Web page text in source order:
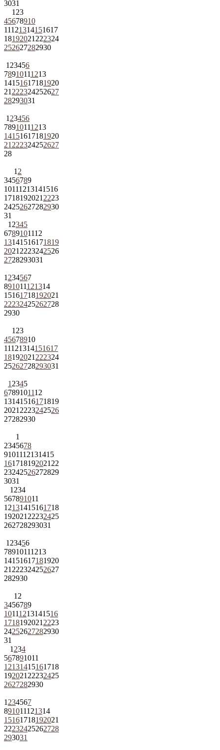
3031
1 23
45678910
11121314151617
18192021 222324
252627282930
1 23456
78910111213
14151617181920
21 222324252627
28293031
1 23456
78910111213
14151617181920
21 222324252627
28
1 2
3456789
10111213141516
1718192021 2223
24252627282930
31
1 2345
6789101112
13141516171819
2021 2223242526
2728293031
1 234567
891011121314
15161718192021
22232425262728
2930
1 23
45678910
11121314151617
18192021 222324
25262728293031
1 2345
6789101112
13141516171819
2021 2223242526
27282930
1
2345678
9101112131415
161718192021 22
23242526272829
3031
1 234
567891011
12131415161718
192021 22232425
262728293031
1 23456
78910111213
14151617181920
21 222324252627
282930
1 2
3456789
10111213141516
1718192021 2223
24252627282930
31
1 234
567891011
12131415161718
192021 22232425
2627282930
1 234567
891011121314
15161718192021
22232425262728
293031